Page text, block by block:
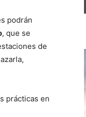
podrán
, que se
de
prácticas en